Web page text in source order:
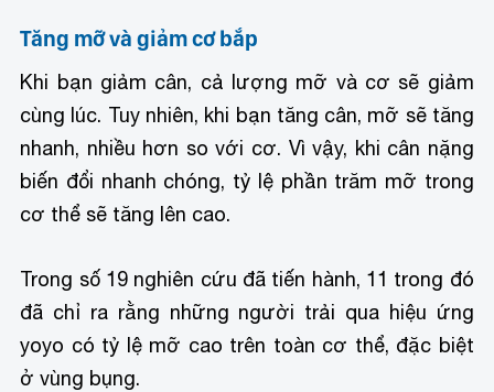
Tăng mỡ và giảm cơ bắp
Khi bạn giảm cân, cả lượng mỡ và cơ sẽ giảm
cùng lúc. Tuy nhiên, khi bạn tăng cân, mỡ sẽ tăng
nhanh, nhiều hơn so với cơ. Vì vậy, khi cân nặng
biến đổi nhanh chóng, tỷ lệ phần trăm mỡ trong
cơ thể sẽ tăng lên cao.
Trong số 19 nghiên cứu đã tiến hành, 11 trong đó
đã chỉ ra rằng những người trải qua hiệu ứng
yoyo có tỷ lệ mỡ cao trên toàn cơ thể, đặc biệt
ở vùng bụng.